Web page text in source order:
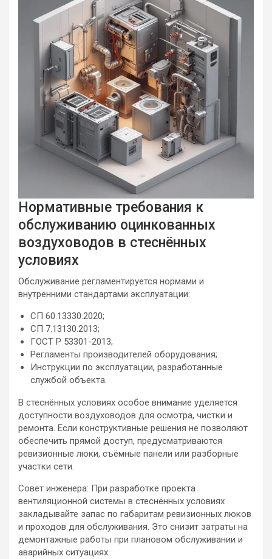
Нормативные требования к
обслуживанию оцинкованных
воздуховодов в стеснённых
условиях
Обслуживание регламентируется нормами и
внутренними стандартами эксплуатации:
СП 60.13330.2020;
СП 7.13130.2013;
ГОСТ Р 53301-2013;
Регламенты производителей оборудования;
Инструкции по эксплуатации, разработанные
службой объекта.
В стеснённых условиях особое внимание уделяется
доступности воздуховодов для осмотра, чистки и
ремонта. Если конструктивные решения не позволяют
обеспечить прямой доступ, предусматриваются
ревизионные люки, съёмные панели или разборные
участки сети.
Совет инженера: При разработке проекта
вентиляционной системы в стеснённых условиях
закладывайте запас по габаритам ревизионных люков
и проходов для обслуживания. Это снизит затраты на
демонтажные работы при плановом обслуживании и
аварийных ситуациях.